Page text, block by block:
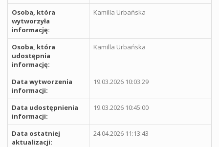
Osoba, która
wytworzyła
informację:
Kamilla Urbańska
Osoba, która
udostępnia
informację:
Kamilla Urbańska
Data wytworzenia
informacji:
19.03.2026 10:03:29
Data udostępnienia
informacji:
19.03.2026 10:45:00
Data ostatniej
aktualizacji:
24.04.2026 11:13:43